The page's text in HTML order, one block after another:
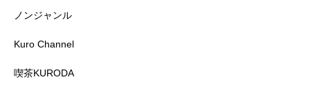
ノンジャンル
Kuro Channel
喫茶KURODA